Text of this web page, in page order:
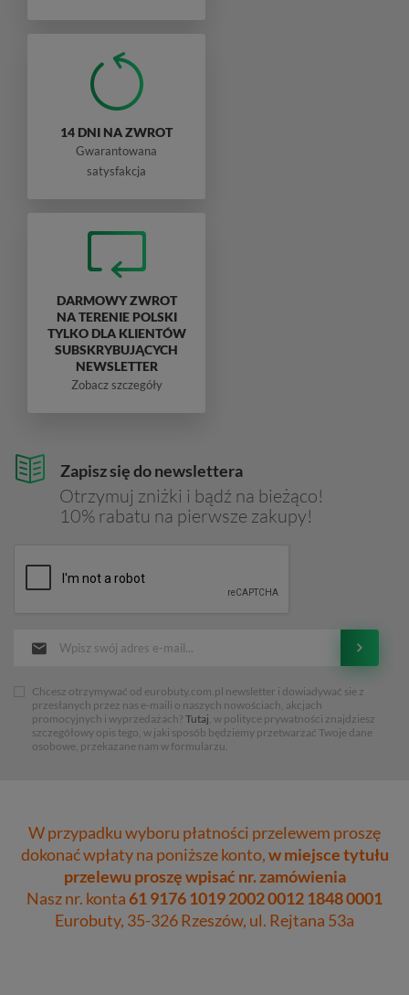
Zapisz się do newslettera
Otrzymuj zniżki i bądź na bieżąco!
10% rabatu na pierwsze zakupy!
Chcesz otrzymywać od eurobuty.com.pl newsletter i dowiadywać sie z
przesłanych przez nas e-maili o naszych nowościach, akcjach
promocyjnych i wyprzedażach? Tutaj, w polityce prywatności znajdziesz
szczegółowy opis tego, w jaki sposób będziemy przetwarzać Twoje dane
osobowe, przekazane nam w formularzu.
14 DNI NA ZWROT
Gwarantowana
satysfakcja
DARMOWY ZWROT
NA TERENIE POLSKI
TYLKO DLA KLIENTÓW
SUBSKRYBUJĄCYCH
NEWSLETTER
Zobacz szczegóły
W przypadku wyboru płatności przelewem proszę
dokonać wpłaty na poniższe konto,w miejsce tytułu
przelewu proszę wpisać nr. zamówienia
Nasz nr. konta61 9176 1019 2002 0012 1848 0001
Eurobuty, 35-326 Rzeszów, ul. Rejtana 53a